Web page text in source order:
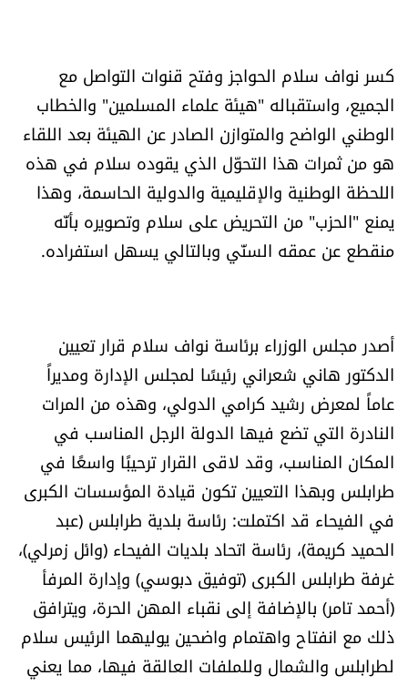
كسر نواف سلام الحواجز وفتح قنوات التواصل مع
الجميع، واستقباله "هيئة علماء المسلمين" والخطاب
الوطني الواضح والمتوازن الصادر عن الهيئة بعد اللقاء
هو من ثمرات هذا التحوّل الذي يقوده سلام في هذه
اللحظة الوطنية والإقليمية والدولية الحاسمة، وهذا
يمنع "الحزب" من التحريض على سلام وتصويره بأنّه
منقطع عن عمقه السنّي وبالتالي يسهل استفراده.
أصدر مجلس الوزراء برئاسة نواف سلام قرار تعيين
الدكتور هاني شعراني رئيسًا لمجلس الإدارة ومديراً
عاماً لمعرض رشيد كرامي الدولي، وهذه من المرات
النادرة التي تضع فيها الدولة الرجل المناسب في
المكان المناسب، وقد لاقى القرار ترحيبًا واسعًا في
طرابلس وبهذا التعيين تكون قيادة المؤسسات الكبرى
في الفيحاء قد اكتملت: رئاسة بلدية طرابلس (عبد
الحميد كريمة)، رئاسة اتحاد بلديات الفيحاء (وائل زمرلي)،
غرفة طرابلس الكبرى (توفيق دبوسي) وإدارة المرفأ
(أحمد تامر) بالإضافة إلى نقباء المهن الحرة، ويترافق
ذلك مع انفتاح واهتمام واضحين يوليهما الرئيس سلام
لطرابلس والشمال وللملفات العالقة فيها، مما يعني